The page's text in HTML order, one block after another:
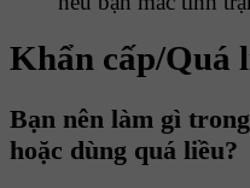
Khẩn cấp/Quá
Bạn nên làm gì
hoặc dùng quá liều?